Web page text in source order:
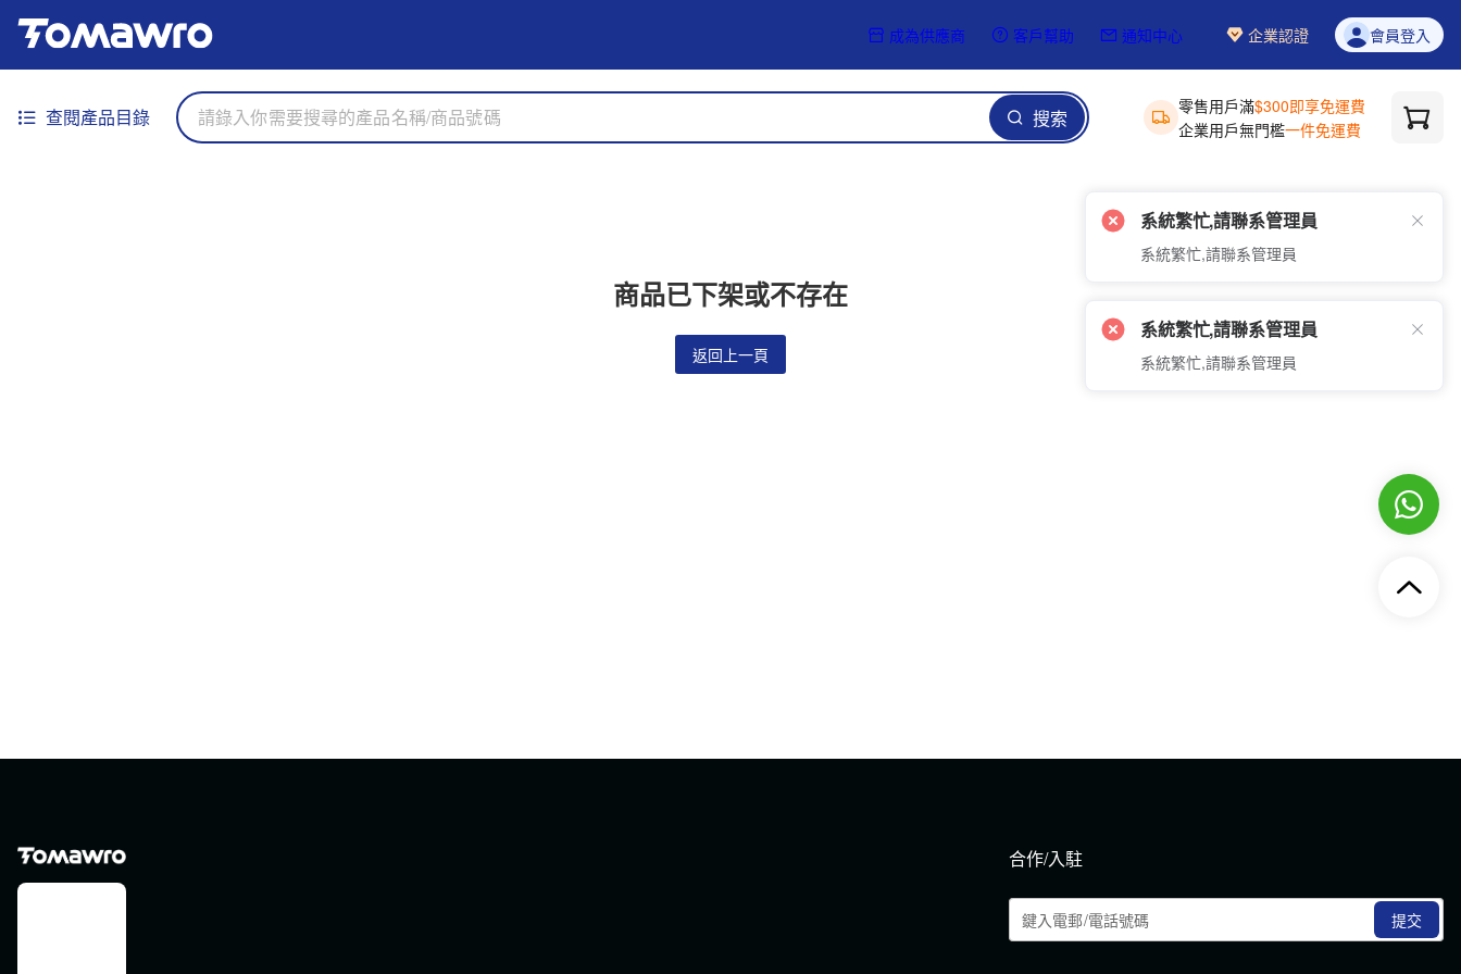
成為供應商 客戶幫助 通知中心 企業認證 會員登入
查閱產品目錄 搜索 零售用戶滿$300即享免運費
企業用戶無門檻一件免運費
商品已下架或不存在
返回上一頁
合作/入駐
提交
系統繁忙,請聯系管理員
系統繁忙,請聯系管理員
系統繁忙,請聯系管理員
系統繁忙,請聯系管理員